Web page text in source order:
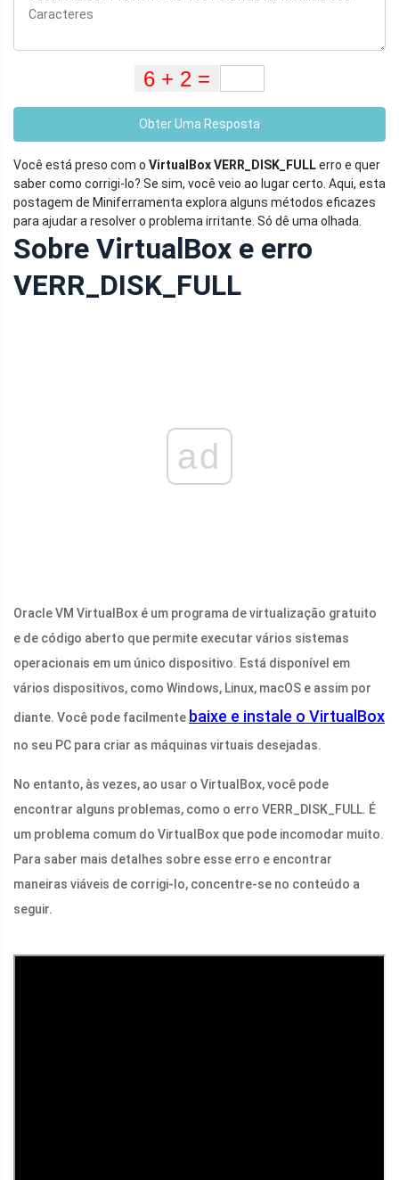
Obter Uma Resposta
Você está preso com o VirtualBox VERR_DISK_FULLerro e quer
saber como corrigi-lo? Se sim, você veio ao lugar certo. Aqui, esta
postagem de Miniferramenta explora alguns métodos eficazes
para ajudar a resolver o problema irritante. Só dê uma olhada.
Sobre VirtualBox e erro
VERR_DISK_FULL
ad
Oracle VM VirtualBox é um programa de virtualização gratuito
e de código aberto que permite executar vários sistemas
operacionais em um único dispositivo. Está disponível em
vários dispositivos, como Windows, Linux, macOS e assim por
diante. Você pode facilmente baixe e instale o VirtualBox
no seu PC para criar as máquinas virtuais desejadas.
No entanto, às vezes, ao usar o VirtualBox, você pode
encontrar alguns problemas, como o erro VERR_DISK_FULL. É
um problema comum do VirtualBox que pode incomodar muito.
Para saber mais detalhes sobre esse erro e encontrar
maneiras viáveis ​​de corrigi-lo, concentre-se no conteúdo a
seguir.